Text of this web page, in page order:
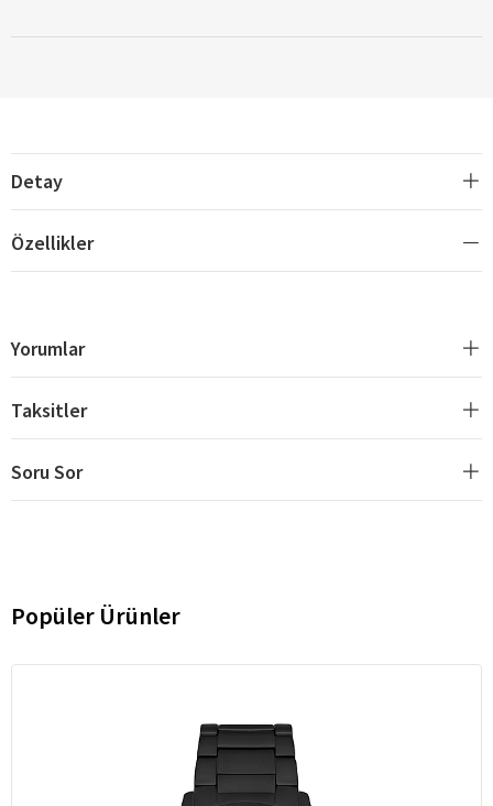
Detay
Özellikler
Yorumlar
Taksitler
Soru Sor
Popüler Ürünler